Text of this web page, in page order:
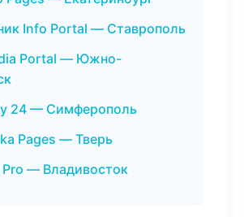
Info Portal — Ставрополь
Portal — Южно-
24 — Симферополь
Pages — Тверь
— Владивосток